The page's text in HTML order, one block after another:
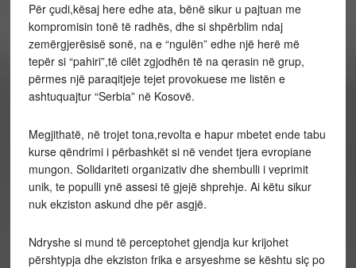
Për çudi,kësaj here edhe ata, bënë sikur u pajtuan me
kompromisin tonë të radhës, dhe si shpërblim ndaj
zemërgjerësisë sonë, na e “ngulën” edhe një herë më
tepër si “pahiri”,të cilët zgjodhën të na qerasin në grup,
përmes një paraqitjeje tejet provokuese me listën e
ashtuquajtur “Serbia” në Kosovë.
Megjithatë, në trojet tona,revolta e hapur mbetet ende tabu
kurse qëndrimi i përbashkët si në vendet tjera evropiane
mungon. Solidariteti organizativ dhe shembulli i veprimit
unik, te populli ynë assesi të gjejë shprehje. Ai këtu sikur
nuk ekziston askund dhe për asgjë.
Ndryshe si mund të perceptohet gjendja kur krijohet
përshtypja dhe ekziston frika e arsyeshme se kështu siç po